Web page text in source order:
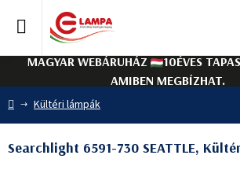
tartalomhoz
MAGYAR WEBÁRUHÁZ
10ÉVES
AMIBEN MEGBÍZHAT.
Kezdőlap
Kültéri lámpák
Searchlight 6591-730 SEATTLE,